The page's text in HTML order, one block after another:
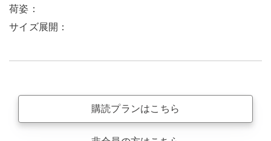
荷姿：
サイズ展開：
購読プランはこちら